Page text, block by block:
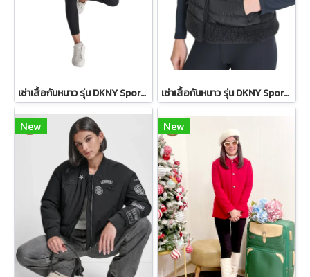
เช่าเสื้อกันหนาว รุ่น DKNY Sport Sherpa-Trim Puffer Vest - Ivory WINTERCLOTHFA0151 เช่าเสื้อกันหนาว รุ่น DKNY Sport Sherpa-Trim Puffer Vest WINTERCLOTHFA0297
New New